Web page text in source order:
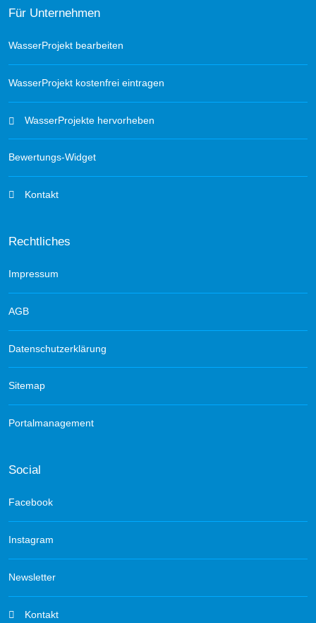
Für Unternehmen
WasserProjekt bearbeiten
WasserProjekt kostenfrei eintragen
WasserProjekte hervorheben
Bewertungs-Widget
Kontakt
Rechtliches
Impressum
AGB
Datenschutzerklärung
Sitemap
Portalmanagement
Social
Facebook
Instagram
Newsletter
Kontakt